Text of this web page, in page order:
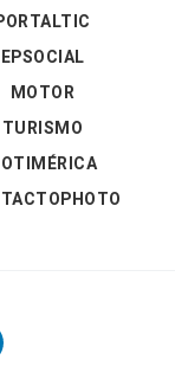
EPSOCIAL
MOTOR
TURISMO